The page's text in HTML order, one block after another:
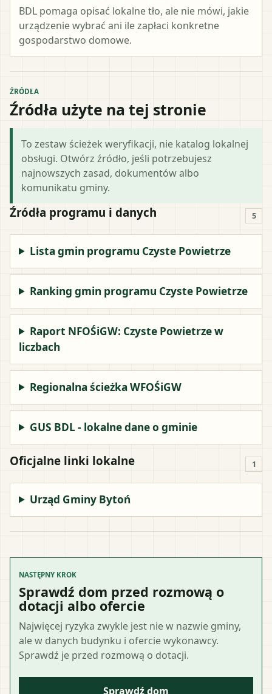
BDL pomaga opisać lokalne tło, ale nie mówi, jakie
urządzenie wybrać ani ile zapłaci konkretne
gospodarstwo domowe.
ŹRÓDŁA
Źródła użyte na tej stronie
To zestaw ścieżek weryfikacji, nie katalog lokalnej
obsługi. Otwórz źródło, jeśli potrzebujesz
najnowszych zasad, dokumentów albo
komunikatu gminy.
Źródła programu i danych 5
Lista gmin programu Czyste Powietrze
Ranking gmin programu Czyste Powietrze
Raport NFOŚiGW: Czyste Powietrze w
liczbach
Regionalna ścieżka WFOŚiGW
GUS BDL - lokalne dane o gminie
Oficjalne linki lokalne 1
Urząd Gminy Bytoń
NASTĘPNY KROK
Sprawdź dom przed rozmową o
dotacji albo ofercie
Najwięcej ryzyka zwykle jest nie w nazwie gminy,
ale w danych budynku i ofercie wykonawcy.
Sprawdź je przed rozmową o dotacji.
Sprawdź dom